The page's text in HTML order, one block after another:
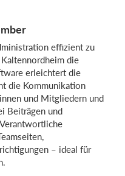
effizient zu
die
erleichtert die
die Kommunikation
und Mitgliedern und
Beiträgen und
– ideal für